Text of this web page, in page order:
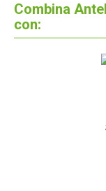
Combina
con: